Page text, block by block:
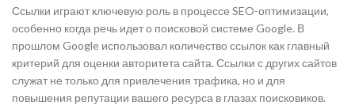
Ссылки играют ключевую роль в процессе SEO-оптимизации,
особенно когда речь идет о поисковой системе Google. В
прошлом Google использовал количество ссылок как главный
критерий для оценки авторитета сайта. Ссылки с других сайтов
служат не только для привлечения трафика, но и для
повышения репутации вашего ресурса в глазах поисковиков.